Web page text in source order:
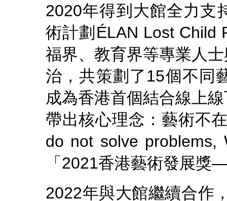
2020年得到大館全力支
術計劃ÉLAN Lost Child
福界、教育界等專業人
治，共策劃了15個不同
成為香港首個結合線上
帶出核心理念：藝術不
do not solve
「2021香港藝術發展
2022年與大館繼續合作